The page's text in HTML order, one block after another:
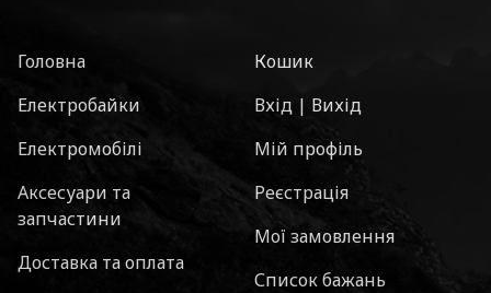
Головна
Електробайки
Електромобілі
Аксесуари та
запчастини
Доставка та оплата
Кошик
Вхід | Вихід
Мій профіль
Реєстрація
Мої замовлення
Список бажань